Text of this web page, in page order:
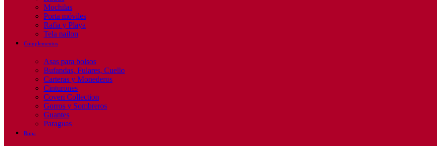
Mochilas
Porta móviles
Rafia y Playa
Tela nailon
Complementos
Asas para bolsos
Bufandas, Fulares, Cuello
Carteras y Monederos
Cinturones
Coveri Collection
Gorros y Sombreros
Guantes
Paraguas
Ropa